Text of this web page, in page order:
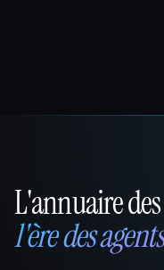
That AI
L'annuaire
l'ère des agents